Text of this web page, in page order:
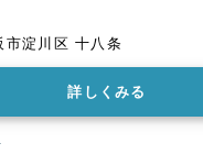
大阪府 大阪市淀川区 十八条
詳しくみる